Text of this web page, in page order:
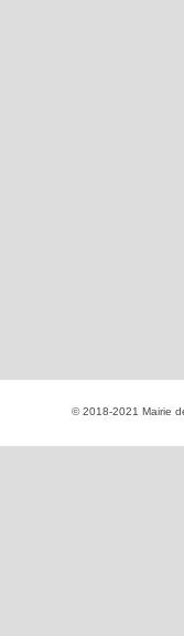
© 2018-2021 Mairie